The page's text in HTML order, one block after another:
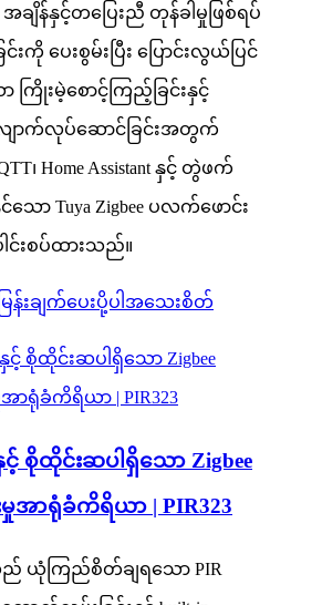
ျိန်နှင့်တပြေးညီ တုန်ခါမှုဖြစ်ရပ်
းကို ပေးစွမ်းပြီး ပြောင်းလွယ်ပြင်
ြိုးမဲ့စောင့်ကြည့်ခြင်းနှင့်
ာက်လုပ်ဆောင်ခြင်းအတွက်
၊ Home Assistant နှင့် တွဲဖက်
ော Tuya Zigbee ပလက်ဖောင်း
ါင်းစပ်ထားသည်။
န်းချက်ပေးပို့ပါ အသေးစိတ်
စိုထိုင်းဆပါရှိသော Zigbee
မှုအာရုံခံကိရိယာ | PIR323
ည် ယုံကြည်စိတ်ချရသော PIR